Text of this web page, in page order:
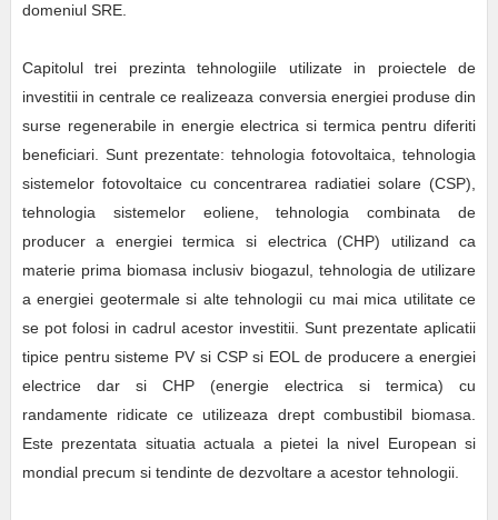
domeniul SRE.
Capitolul trei prezinta tehnologiile utilizate in proiectele de
investitii in centrale ce realizeaza conversia energiei produse din
surse regenerabile in energie electrica si termica pentru diferiti
beneficiari. Sunt prezentate: tehnologia fotovoltaica, tehnologia
sistemelor fotovoltaice cu concentrarea radiatiei solare (CSP),
tehnologia sistemelor eoliene, tehnologia combinata de
producer a energiei termica si electrica (CHP) utilizand ca
materie prima biomasa inclusiv biogazul, tehnologia de utilizare
a energiei geotermale si alte tehnologii cu mai mica utilitate ce
se pot folosi in cadrul acestor investitii. Sunt prezentate aplicatii
tipice pentru sisteme PV si CSP si EOL de producere a energiei
electrice dar si CHP (energie electrica si termica) cu
randamente ridicate ce utilizeaza drept combustibil biomasa.
Este prezentata situatia actuala a pietei la nivel European si
mondial precum si tendinte de dezvoltare a acestor tehnologii.